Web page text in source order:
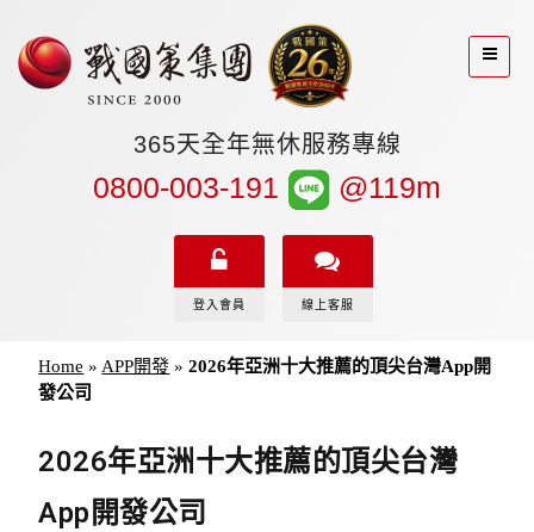
365天全年無休服務專線
0800-003-191 @119m
登入會員 線上客服
Home »APP開發 »2026年亞洲十大推薦的頂尖台灣App開
發公司
2026年亞洲十大推薦的頂尖台灣
App開發公司